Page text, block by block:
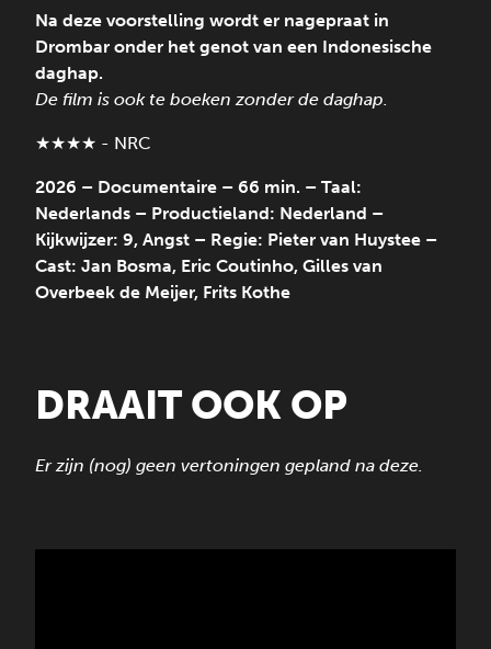
Na deze voorstelling wordt er nagepraat in
Drombar onder het genot van een Indonesische
daghap.
De film is ook te boeken zonder de daghap.
★★★★ - NRC
2026 – Documentaire – 66 min. – Taal:
Nederlands – Productieland: Nederland –
Kijkwijzer: 9, Angst – Regie: Pieter van Huystee –
Cast: Jan Bosma, Eric Coutinho, Gilles van
Overbeek de Meijer, Frits Kothe
DRAAIT OOK OP
Er zijn (nog) geen vertoningen gepland na deze.